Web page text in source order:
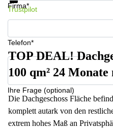
Firma*
Telefon*
Ihre Frage (optional)
Trustpilot
TOP DEAL!
100 qm² 24
Die Dachgeschoss Fläche
komplett autark von den
extrem hohes Maß an